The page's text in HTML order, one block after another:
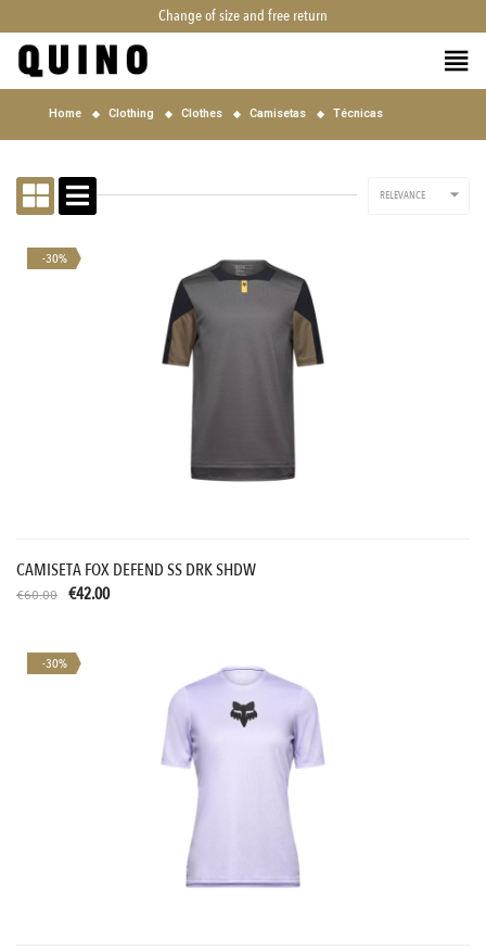
Change of size and free return
Home Clothing Clothes Camisetas Técnicas
RELEVANCE 
-30%
CAMISETA FOX DEFEND SS DRK SHDW
€60.00 €42.00
-30%